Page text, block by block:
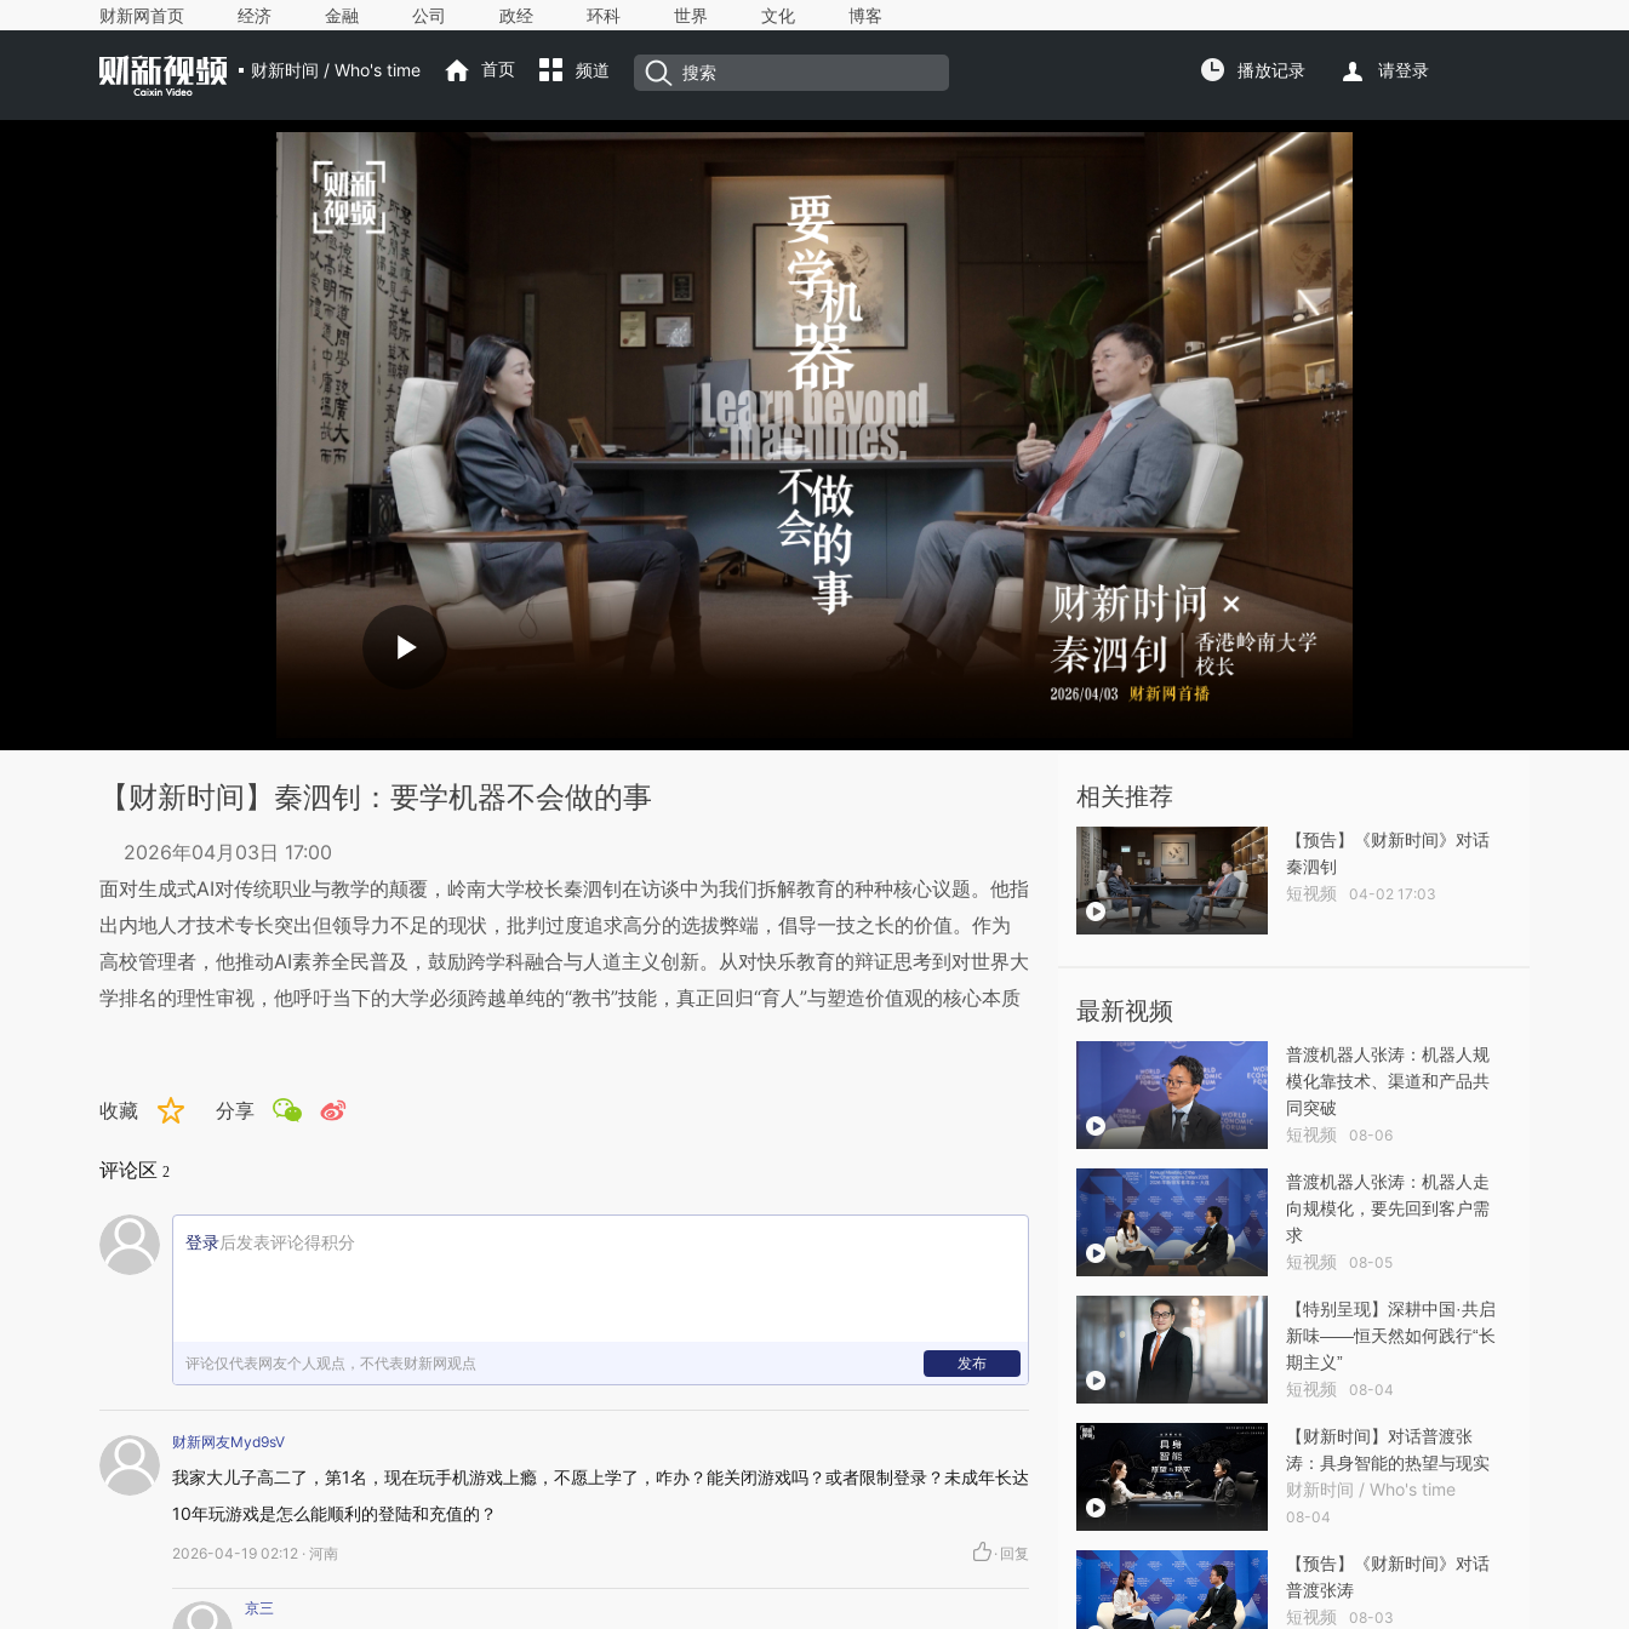
财新网首页 经济 金融 公司 政经 环科 世界 文化 博客
财新时间 / Who's time 首页 频道 播放记录 请登录
【财新时间】秦泗钊：要学机器不会做的事
2026年04月03日 17:00
面对生成式AI对传统职业与教学的颠覆，岭南大学校长秦泗钊在访谈中为我们拆解教育的种种核心议题。他指
出内地人才技术专长突出但领导力不足的现状，批判过度追求高分的选拔弊端，倡导一技之长的价值。作为
高校管理者，他推动AI素养全民普及，鼓励跨学科融合与人道主义创新。从对快乐教育的辩证思考到对世界大
学排名的理性审视，他呼吁当下的大学必须跨越单纯的“教书”技能，真正回归“育人”与塑造价值观的核心本质
收藏 分享
评论区 2
登录后发表评论得积分
评论仅代表网友个人观点，不代表财新网观点 发布
财新网友Myd9sV
我家大儿子高二了，第1名，现在玩手机游戏上瘾，不愿上学了，咋办？能关闭游戏吗？或者限制登录？未成年长达
10年玩游戏是怎么能顺利的登陆和充值的？
2026-04-19 02:12 · 河南 · 回复
京三
相关推荐
【预告】《财新时间》对话
秦泗钊
短视频 04-02 17:03
最新视频
普渡机器人张涛：机器人规
模化靠技术、渠道和产品共
同突破
短视频 08-06
普渡机器人张涛：机器人走
向规模化，要先回到客户需
求
短视频 08-05
【特别呈现】深耕中国·共启
新味——恒天然如何践行“长
期主义”
短视频 08-04
【财新时间】对话普渡张
涛：具身智能的热望与现实
财新时间 / Who's time
08-04
【预告】《财新时间》对话
普渡张涛
短视频 08-03